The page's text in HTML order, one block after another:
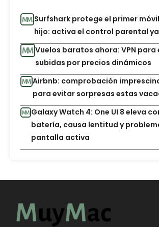
Surfshark protege el primer móvil
hijo: activa el control parental ya
Vuelos baratos ahora: VPN para
subidas por precios dinámicos
Airbnb: comprobación
para evitar sorpresas estas
Galaxy Watch 4: One UI 8 eleva
batería, causa lentitud y
pantalla activa